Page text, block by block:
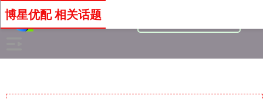
博星优配 相关话题